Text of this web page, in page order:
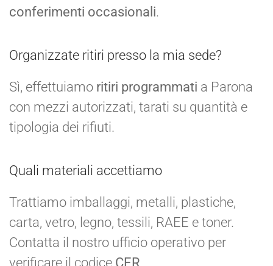
conferimenti occasionali.
Organizzate ritiri presso la mia sede?
Sì, effettuiamo ritiri programmati a Parona
con mezzi autorizzati, tarati su quantità e
tipologia dei rifiuti.
Quali materiali accettiamo
Trattiamo imballaggi, metalli, plastiche,
carta, vetro, legno, tessili, RAEE e toner.
Contatta il nostro ufficio operativo per
verificare il codice CER.